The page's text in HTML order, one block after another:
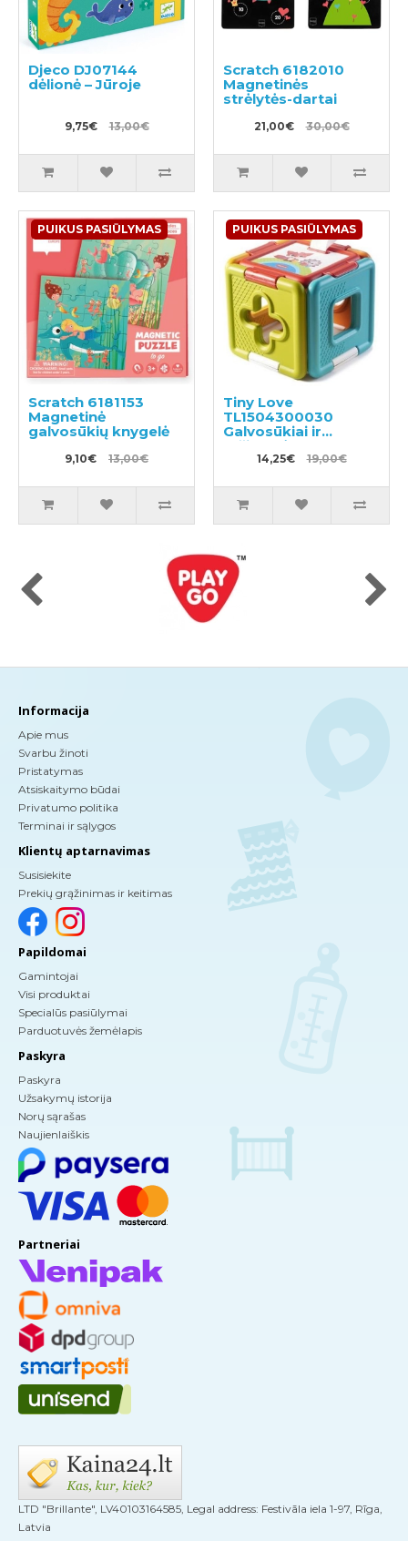
Djeco DJ07144
dėlionė – Jūroje
9,75€ 13,00€
Scratch 6182010
Magnetinės
strėlytės-dartai
21,00€ 30,00€
PUIKUS PASIŪLYMAS
Scratch 6181153
Magnetinė
galvosūkių knygelė
9,10€ 13,00€
PUIKUS PASIŪLYMAS
Tiny Love
TL1504300030
Galvosūkiai ir
rūšiuoklė
14,25€ 19,00€
Informacija
Apie mus
Svarbu žinoti
Pristatymas
Atsiskaitymo būdai
Privatumo politika
Terminai ir sąlygos
Klientų aptarnavimas
Susisiekite
Prekių grąžinimas ir keitimas
Papildomai
Gamintojai
Visi produktai
Specialūs pasiūlymai
Parduotuvės žemėlapis
Paskyra
Paskyra
Užsakymų istorija
Norų sąrašas
Naujienlaiškis
Partneriai
LTD "Brillante", LV40103164585, Legal address: Festivāla iela 1-97, Rīga,
Latvia